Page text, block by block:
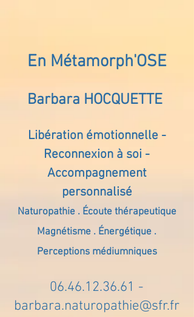
En Métamorph'OSE
Barbara HOCQUETTE
Libération émotionnelle -
Reconnexion à soi -
Accompagnement
personnalisé
Naturopathie . Écoute thérapeutique
Magnétisme . Énergétique .
Perceptions médiumniques
06.46.12.36.61 -
barbara.naturopathie@sfr.fr